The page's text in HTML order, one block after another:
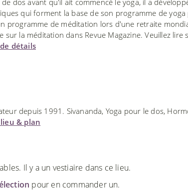
qui forment la base de son programme de yoga
programme de méditation lors d'une retraite
sur la méditation dans Revue Magazine. Veuillez lire
détails
depuis 1991. Sivananda, Yoga pour le dos,
& plan
Il y a un vestiaire dans ce lieu.
pour en commander un.